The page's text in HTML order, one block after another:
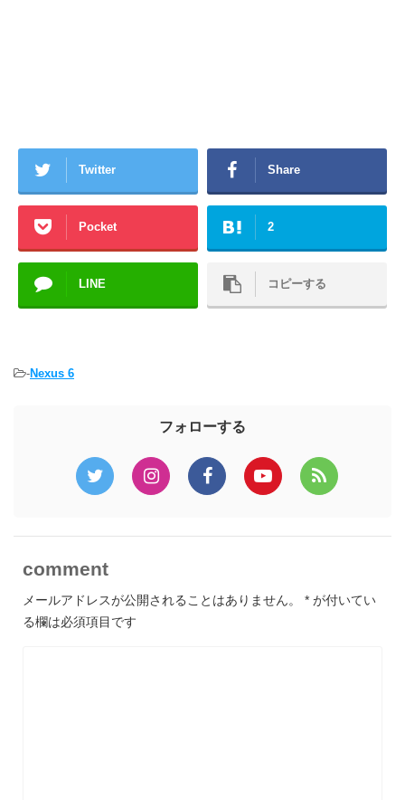
Twitter Share
Pocket 2
LINE コピーする
-Nexus 6
フォローする
comment
メールアドレスが公開されることはありません。 * が付いてい
る欄は必須項目です